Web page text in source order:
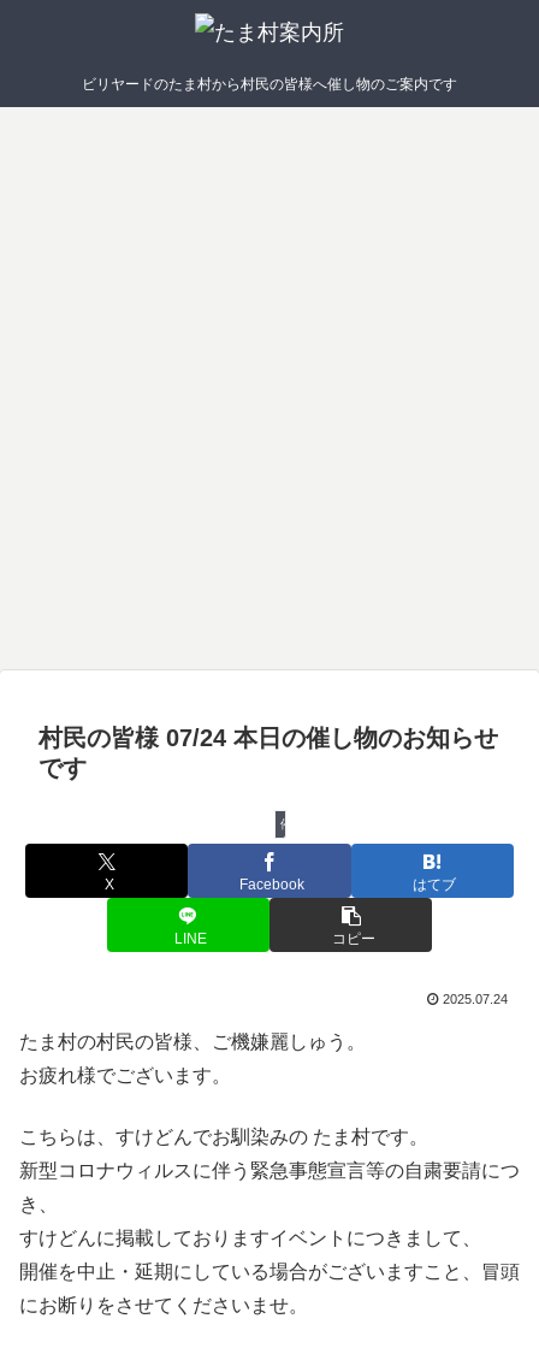
ビリヤードのたま村から村民の皆様へ催し物のご案内です
村民の皆様 07/24 本日の催し物のお知らせ
です
催し物
X Facebook はてブ
LINE コピー
2025.07.24
たま村の村民の皆様、ご機嫌麗しゅう。
お疲れ様でございます。
こちらは、すけどんでお馴染みの たま村です。
新型コロナウィルスに伴う緊急事態宣言等の自粛要請につ
き、
すけどんに掲載しておりますイベントにつきまして、
開催を中止・延期にしている場合がございますこと、冒頭
にお断りをさせてくださいませ。